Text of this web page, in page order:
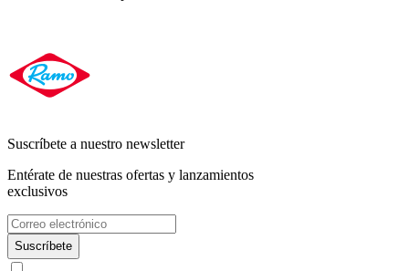
Suscríbete a nuestro newsletter
Entérate de nuestras ofertas y lanzamientos
exclusivos
Suscríbete